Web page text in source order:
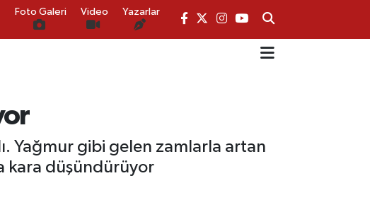
Foto Galeri Video Yazarlar
Yağmur gibi gelen zamlarla artan
kara düşündürüyor